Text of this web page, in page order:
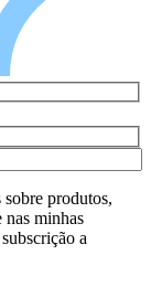
produtos,
nas minhas
a